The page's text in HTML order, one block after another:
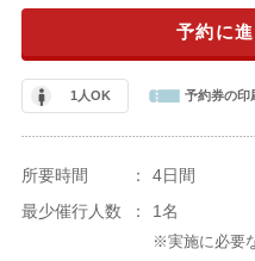
予約に
1人OK 予約券の印
所要時間 ：
4日間
最少催行人数
： 1名
※実施に必要